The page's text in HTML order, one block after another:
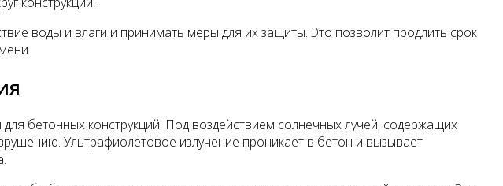
воды и влаги и принимать меры для их защиты. Это позволит продлить срок
бетонных конструкций. Под воздействием солнечных лучей, содержащих
Ультрафиолетовое излучение проникает в бетон и вызывает